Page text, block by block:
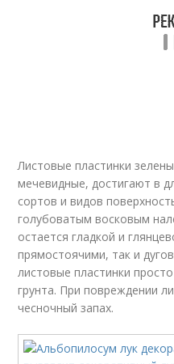
Листовые пластинки
мечевидные, достигают в
сортов и видов
голубоватым восковым
остается гладкой и
прямостоячими, так и
листовые пластинки
грунта. При повреждении
чесночный запах.